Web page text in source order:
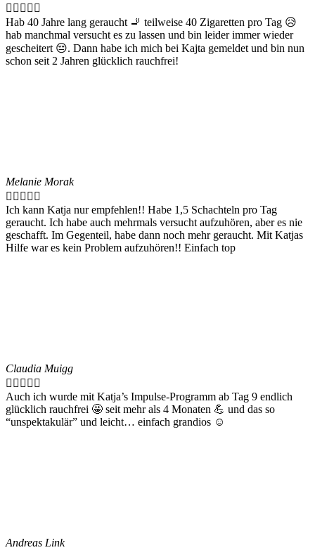
    
Hab 40 Jahre lang geraucht 🚬 teilweise 40 Zigaretten pro Tag 😥
hab manchmal versucht es zu lassen und bin leider immer wieder
gescheitert 😔. Dann habe ich mich bei Kajta gemeldet und bin nun
schon seit 2 Jahren glücklich rauchfrei!
Melanie Morak
    
Ich kann Katja nur empfehlen!! Habe 1,5 Schachteln pro Tag
geraucht. Ich habe auch mehrmals versucht aufzuhören, aber es nie
geschafft. Im Gegenteil, habe dann noch mehr geraucht. Mit Katjas
Hilfe war es kein Problem aufzuhören!! Einfach top
Claudia Muigg
    
Auch ich wurde mit Katja’s Impulse-Programm ab Tag 9 endlich
glücklich rauchfrei 🤩 seit mehr als 4 Monaten 💪 und das so
“unspektakulär” und leicht… einfach grandios ☺️
Andreas Link